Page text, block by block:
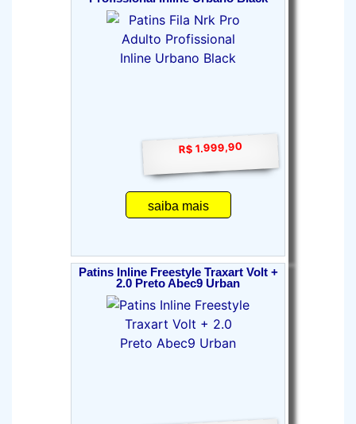
R$ 1.999,90
saiba mais
Patins Inline Freestyle Traxart Volt +
2.0 Preto Abec9 Urban